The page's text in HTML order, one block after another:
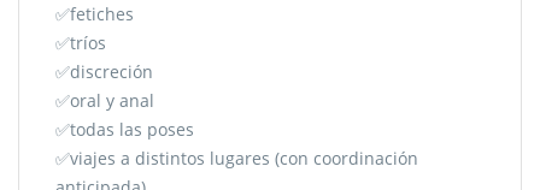
✅fetiches
✅tríos
✅discreción
✅oral y anal
✅todas las poses
✅viajes a distintos lugares (con coordinación